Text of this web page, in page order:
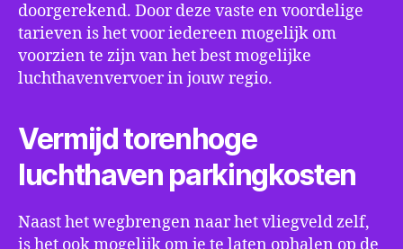
doorgerekend. Door deze vaste en voordelige
tarieven is het voor iedereen mogelijk om
voorzien te zijn van het best mogelijke
luchthavenvervoer in jouw regio.
Vermijd torenhoge
luchthaven parkingkosten
Naast het wegbrengen naar het vliegveld zelf,